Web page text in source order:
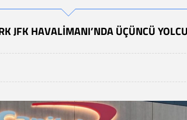
JFK HAVALIMANI’NDA ÜÇÜNCÜ